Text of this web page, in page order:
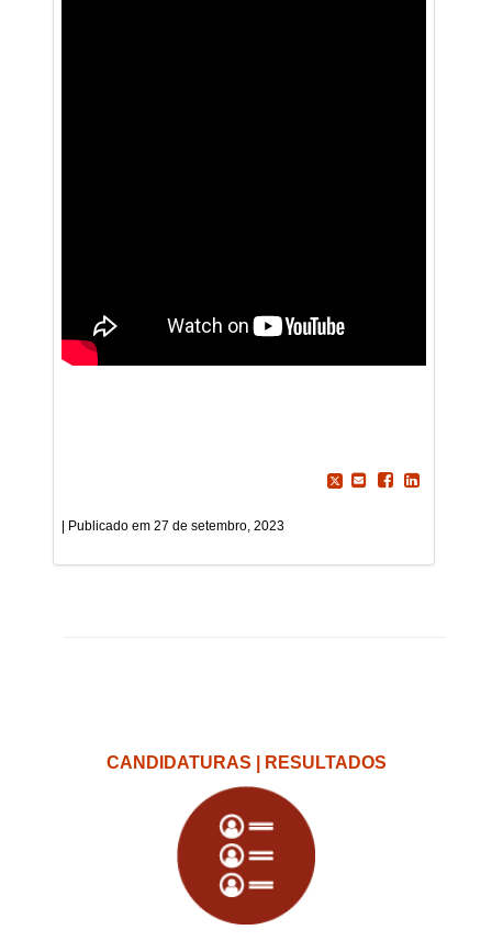
27 de setembro, 2023
CANDIDATURAS | RESULTADOS